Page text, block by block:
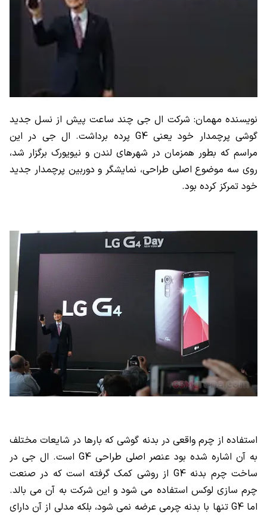
نویسنده مهمان: شرکت ال جی چند ساعت پیش از نسل جدید
گوشی پرچمدار خود یعنی G4 پرده برداشت. ال جی در این
مراسم که بطور همزمان در شهرهای لندن و نیویورک برگزار شد،
روی سه موضوع اصلی طراحی، نمایشگر و دوربین پرچمدار جدید
خود تمرکز کرده بود.
استفاده از چرم واقعی در بدنه گوشی که بارها در شایعات مختلف
به آن اشاره شده بود عنصر اصلی طراحی G4 است. ال جی در
ساخت چرم بدنه G4 از روشی کمک گرفته است که در صنعت
چرم سازی لوکس استفاده می شود و این شرکت به آن می بالد.
اما G4 تنها با بدنه چرمی عرضه نمی شود، بلکه مدلی از آن دارای